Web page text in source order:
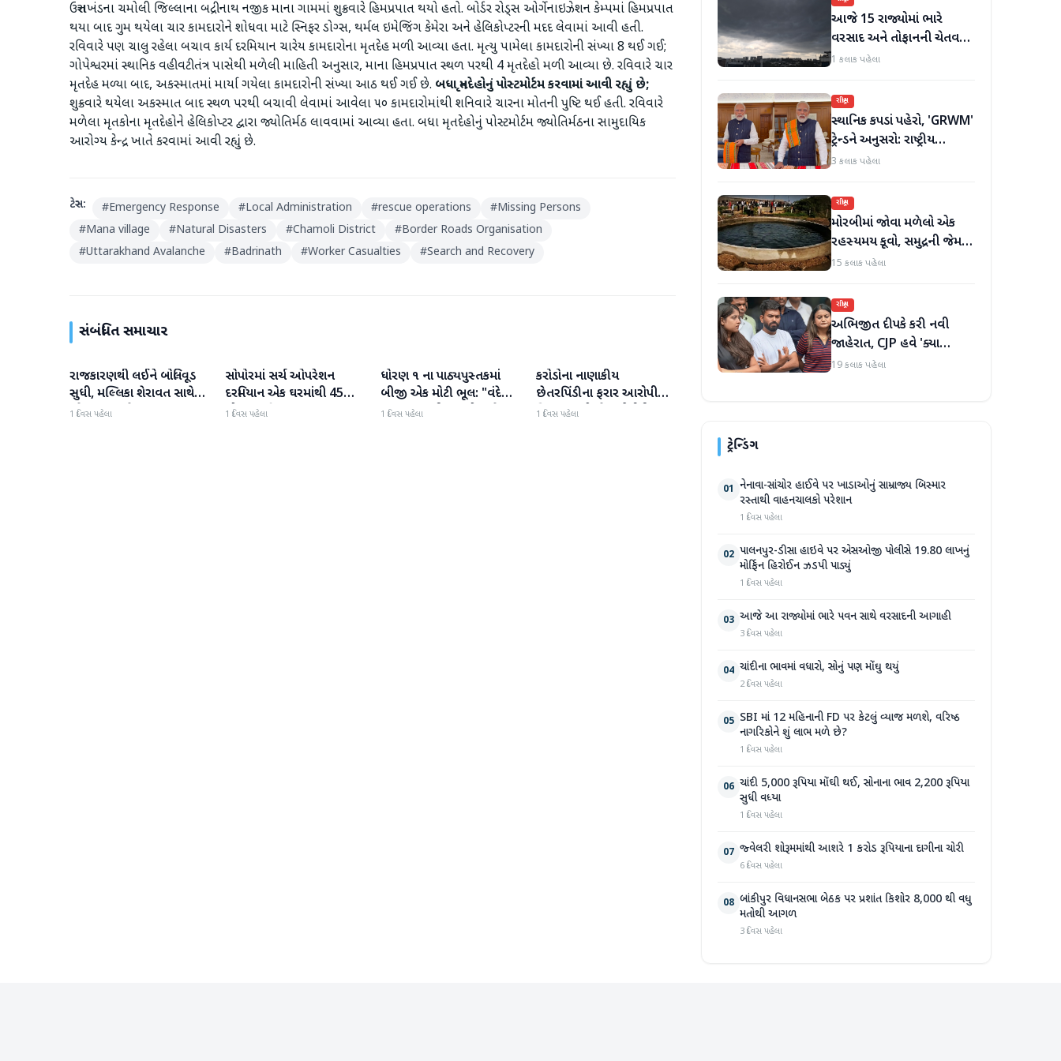
ઉત્તરાખંડના ચમોલી જિલ્લાના બદ્રીનાથ નજીક માના ગામમાં શુક્રવારે હિમપ્રપાત થયો હતો. બોર્ડર રોડ્સ ઓર્ગેનાઇઝેશન કેમ્પમાં હિમપ્રપાત
થયા બાદ ગુમ થયેલા ચાર કામદારોને શોધવા માટે સ્નિફર ડોગ્સ, થર્મલ ઇમેજિંગ કેમેરા અને હેલિકોપ્ટરની મદદ લેવામાં આવી હતી.
રવિવારે પણ ચાલુ રહેલા બચાવ કાર્ય દરમિયાન ચારેય કામદારોના મૃતદેહ મળી આવ્યા હતા. મૃત્યુ પામેલા કામદારોની સંખ્યા 8 થઈ ગઈ;
ગોપેશ્વરમાં સ્થાનિક વહીવટીતંત્ર પાસેથી મળેલી માહિતી અનુસાર, માના હિમપ્રપાત સ્થળ પરથી 4 મૃતદેહો મળી આવ્યા છે. રવિવારે ચાર
મૃતદેહ મળ્યા બાદ, અકસ્માતમાં માર્યા ગયેલા કામદારોની સંખ્યા આઠ થઈ ગઈ છે. બધા મૃતદેહોનું પોસ્ટમોર્ટમ કરવામાં આવી રહ્યું છે;
શુક્રવારે થયેલા અકસ્માત બાદ સ્થળ પરથી બચાવી લેવામાં આવેલા ૫૦ કામદારોમાંથી શનિવારે ચારના મોતની પુષ્ટિ થઈ હતી. રવિવારે
મળેલા મૃતકોના મૃતદેહોને હેલિકોપ્ટર દ્વારા જ્યોતિર્મઠ લાવવામાં આવ્યા હતા. બધા મૃતદેહોનું પોસ્ટમોર્ટમ જ્યોતિર્મઠના સામુદાયિક
આરોગ્ય કેન્દ્ર ખાતે કરવામાં આવી રહ્યું છે.
ટેગ્સ: #Emergency Response #Local Administration #rescue operations #Missing Persons
#Mana village #Natural Disasters #Chamoli District #Border Roads Organisation
#Uttarakhand Avalanche #Badrinath #Worker Casualties #Search and Recovery
સંબંધિત સમાચાર
રાષ્ટ્રીય
રાજકારણથી લઈને બોલિવૂડ
સુધી, મલ્લિકા શેરાવત સાથે
જોવા મળ્યા તેજ પ્રતાપ યાદવ
1 દિવસ પહેલા
રાષ્ટ્રીય
સોપોરમાં સર્ચ ઓપરેશન
દરમિયાન એક ઘરમાંથી 45
ગોળા મળી આવ્યા
1 દિવસ પહેલા
રાષ્ટ્રીય
ધોરણ ૧ ના પાઠ્યપુસ્તકમાં
બીજી એક મોટી ભૂલ: "વંદે
ઉત્કલ જનની" શબ્દો અને
1 દિવસ પહેલા
રાષ્ટ્રીય
કરોડોના નાણાકીય
છેતરપિંડીના ફરાર આરોપી
વિશાખા રાઠોડને યુએઈથી
1 દિવસ પહેલા
આજે 15 રાજ્યોમાં ભારે
વરસાદ અને તોફાનની ચેતવણી
જારી
1 કલાક પહેલા
રાષ્ટ્રીય
સ્થાનિક કપડાં પહેરો, 'GRWM'
ટ્રેન્ડને અનુસરો: રાષ્ટ્રીય
હાથવણાટ દિવસ પર
3 કલાક પહેલા
રાષ્ટ્રીય
મોરબીમાં જોવા મળેલો એક
રહસ્યમય કૂવો, સમુદ્રની જેમ
હિલોળા ખાતું પાણી
15 કલાક પહેલા
રાષ્ટ્રીય
અભિજીત દીપકે કરી નવી
જાહેરાત, CJP હવે 'ક્યા
બોલતી પબ્લિક' અભિયાન શરૂ
19 કલાક પહેલા
ટ્રેન્ડિંગ
01 નેનાવા-સાંચોર હાઈવે પર ખાડાઓનું સામ્રાજ્ય બિસ્માર
રસ્તાથી વાહનચાલકો પરેશાન
1 દિવસ પહેલા
02 પાલનપુર-ડીસા હાઇવે પર એસઓજી પોલીસે 19.80 લાખનું
મોર્ફિન હિરોઈન ઝડપી પાડ્યું
1 દિવસ પહેલા
03 આજે આ રાજ્યોમાં ભારે પવન સાથે વરસાદની આગાહી
3 દિવસ પહેલા
04 ચાંદીના ભાવમાં વધારો, સોનું પણ મોંઘુ થયું
2 દિવસ પહેલા
05 SBI માં 12 મહિનાની FD પર કેટલું વ્યાજ મળશે, વરિષ્ઠ
નાગરિકોને શું લાભ મળે છે?
1 દિવસ પહેલા
06 ચાંદી 5,000 રૂપિયા મોંઘી થઈ, સોનાના ભાવ 2,200 રૂપિયા
સુધી વધ્યા
1 દિવસ પહેલા
07 જ્વેલરી શોરૂમમાંથી આશરે 1 કરોડ રૂપિયાના દાગીના ચોરી
6 દિવસ પહેલા
08 બાંકીપુર વિધાનસભા બેઠક પર પ્રશાંત કિશોર 8,000 થી વધુ
મતોથી આગળ
3 દિવસ પહેલા